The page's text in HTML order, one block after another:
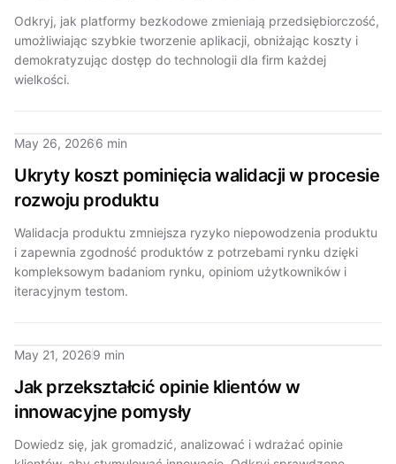
Odkryj, jak platformy bezkodowe zmieniają przedsiębiorczość,
umożliwiając szybkie tworzenie aplikacji, obniżając koszty i
demokratyzując dostęp do technologii dla firm każdej
wielkości.
May 26, 20266 min
Ukryty koszt pominięcia walidacji w procesie
rozwoju produktu
Walidacja produktu zmniejsza ryzyko niepowodzenia produktu
i zapewnia zgodność produktów z potrzebami rynku dzięki
kompleksowym badaniom rynku, opiniom użytkowników i
iteracyjnym testom.
May 21, 20269 min
Jak przekształcić opinie klientów w
innowacyjne pomysły
Dowiedz się, jak gromadzić, analizować i wdrażać opinie